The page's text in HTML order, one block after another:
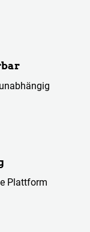
Plattform